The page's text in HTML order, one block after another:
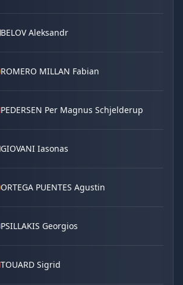
BELOV Aleksandr
ROMERO MILLAN Fabian
PEDERSEN Per Magnus Schjelderup
GIOVANI Iasonas
ORTEGA PUENTES Agustin
PSILLAKIS Georgios
TOUARD Sigrid